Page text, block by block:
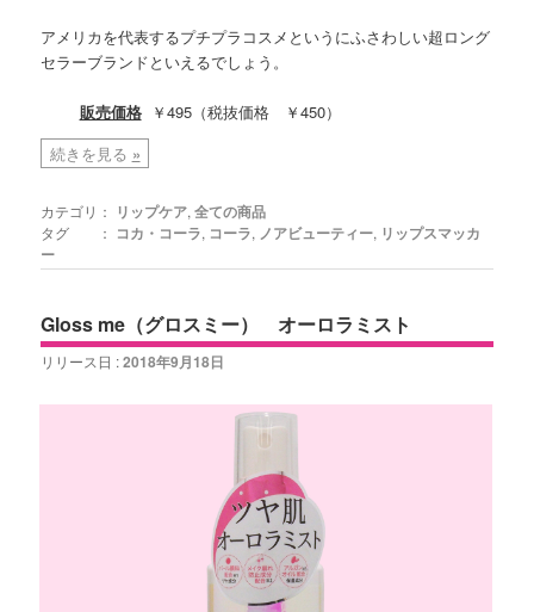
アメリカを代表するプチプラコスメというにふさわしい超ロング
セラーブランドといえるでしょう。
販売価格￥495（税抜価格 ￥450）
続きを見る »
カテゴリ： リップケア,全ての商品
タグ ： コカ・コーラ, コーラ, ノアビューティー, リップスマッカ
ー
Gloss me（グロスミー） オーロラミスト
リリース日 :2018年9月18日